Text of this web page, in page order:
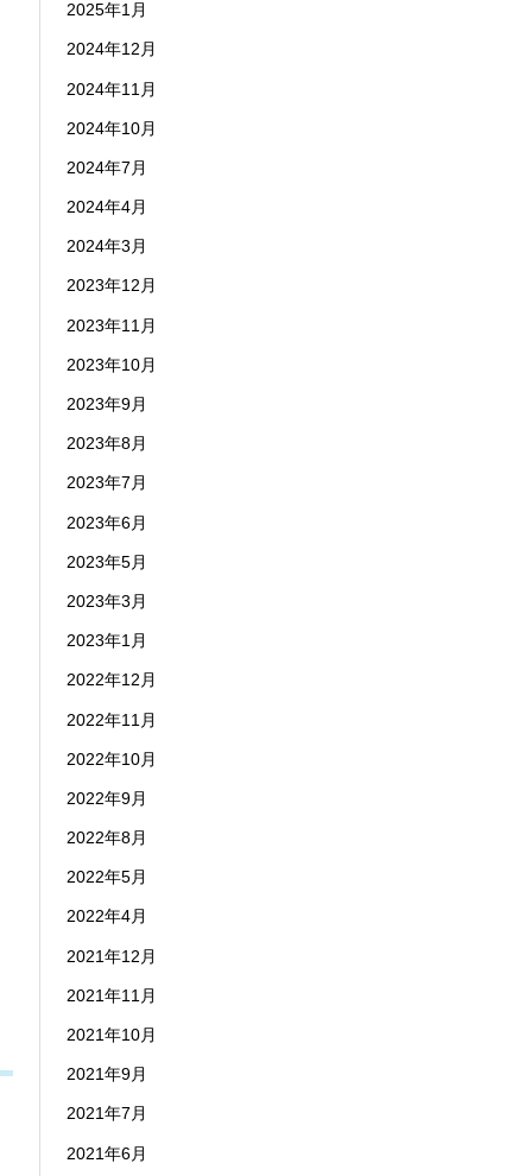
2025年1月
2024年12月
2024年11月
2024年10月
2024年7月
2024年4月
2024年3月
2023年12月
2023年11月
2023年10月
2023年9月
2023年8月
2023年7月
2023年6月
2023年5月
2023年3月
2023年1月
2022年12月
2022年11月
2022年10月
2022年9月
2022年8月
2022年5月
2022年4月
2021年12月
2021年11月
2021年10月
2021年9月
2021年7月
2021年6月